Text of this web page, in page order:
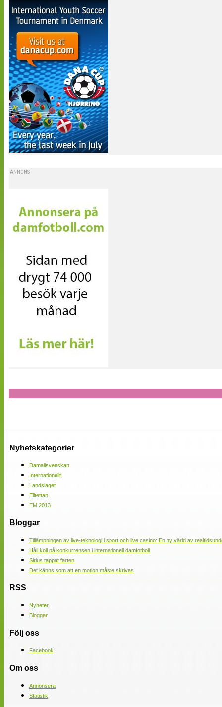
ANNONS
Nyhetskategorier
Damallsvenskan
Internationellt
Landslaget
Elitettan
EM 2013
Bloggar
Tillämpningen av live-teknologi i sport och live casino: En ny värld av
Håll koll på konkurrensen i internationell damfotboll
Sirius tappat farten
Det känns som att en motion måste skrivas
RSS
Nyheter
Bloggar
Följ oss
Facebook
Om oss
Annonsera
Statistik